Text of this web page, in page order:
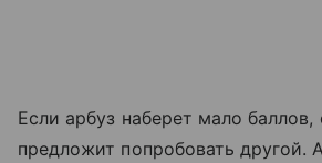
Если арбуз наберет мало баллов,
предложит попробовать другой.